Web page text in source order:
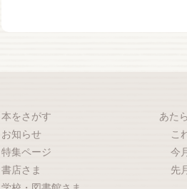
本をさがす
お知らせ
特集ページ
書店さま
あた
こ
今
先